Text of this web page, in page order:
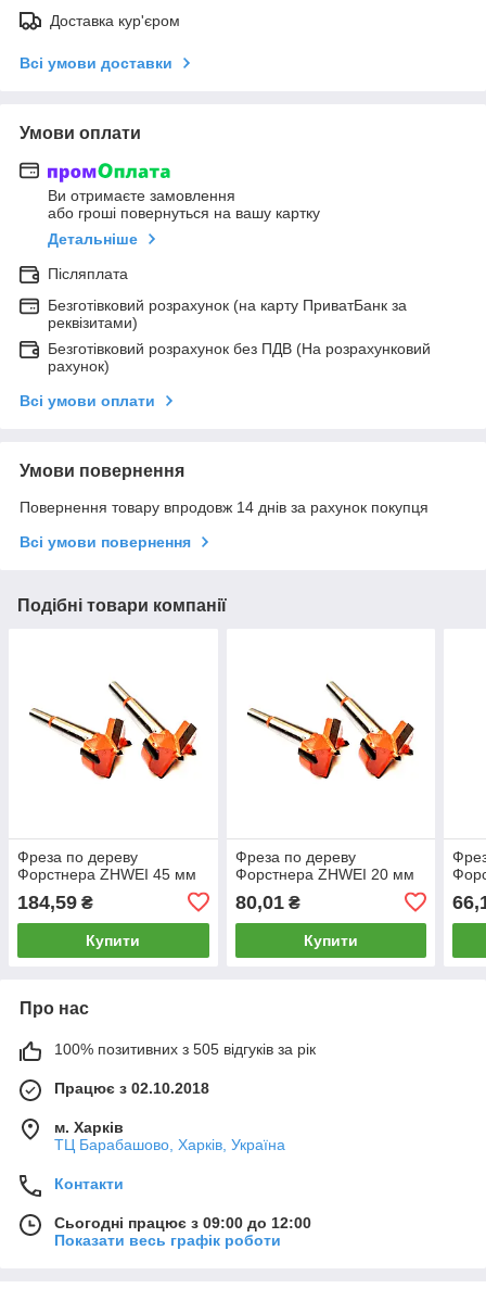
Доставка кур'єром
Всі умови доставки
Умови оплати
Ви отримаєте замовлення
або гроші повернуться на вашу картку
Детальніше
Післяплата
Безготівковий розрахунок (на карту ПриватБанк за
реквізитами)
Безготівковий розрахунок без ПДВ (На розрахунковий
рахунок)
Всі умови оплати
Умови повернення
Повернення товару впродовж 14 днів за рахунок покупця
Всі умови повернення
Подібні товари компанії
Фреза по дереву
Форстнера ZHWEI 45 мм
184,59 ₴
Купити
Фреза по дереву
Форстнера ZHWEI 20 мм
80,01₴
Купити
Про нас
100% позитивних з 505 відгуків за рік
Працює з 02.10.2018
м. Харків
ТЦ Барабашово, Харків, Україна
Контакти
Сьогодні працює з 09:00 до 12:00
Показати весь графік роботи